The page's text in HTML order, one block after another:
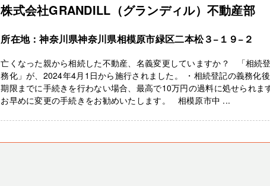
株式会社GRANDILL（グランディル）不動産部
所在地：神奈川県神奈川県相模原市緑区二本松３−１９−２
亡くなった親から相続した不動産、名義変更していますか？ 「相続
務化」が、2024年4月1日から施行されました。 ・相続登記の義務化後
期限までに手続きを行わない場合、最高で10万円の過料に処せられま
お早めに変更の手続きをお勧めいたします。 相模原市中 ...